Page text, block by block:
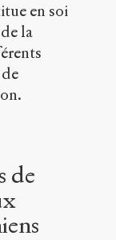
en soi
la
de